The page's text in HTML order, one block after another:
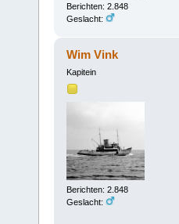
Berichten: 2.848
Geslacht:
Wim Vink
Kapitein
Berichten: 2.848
Geslacht: